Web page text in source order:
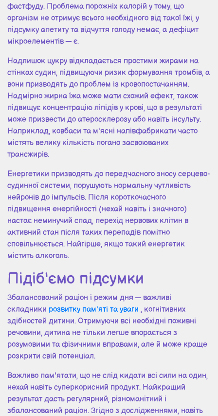
фастфуду. Проблема порожніх калорій у тому, що
організм не отримує всього необхідного від такої їжі, у
підсумку апетиту та відчуття голоду немає, а дефіцит
мікроелементів — є.
Надлишок цукру відкладається простими жирами на
стінках судин, підвищуючи ризик формування тромбів, а
вони призводять до проблем із кровопостачанням.
Надмірно жирна їжа може мати схожий ефект, також
підвищує концентрацію ліпідів у крові, що в результаті
може призвести до атеросклерозу або навіть інсульту.
Наприклад, ковбаси та м'ясні напівфабрикати часто
містять велику кількість погано засвоюваних
трансжирів.
Енергетики призводять до передчасного зносу серцево-
судинної системи, порушують нормальну чутливість
нейронів до імпульсів. Після короткочасного
підвищення енергійності (нехай навіть і значного)
настає неминучий спад, перехід нервових клітин в
активний стан після таких перепадів помітно
сповільнюється. Найгірше, якщо такий енергетик
містить алкоголь.
Підіб'ємо підсумки
Збалансований раціон і режим дня — важливі
складники розвитку пам'яті та уваги , когнітивних
здібностей дитини. Отримуючи всі необхідні поживні
речовини, дитина не тільки легше впорається з
розумовими та фізичними вправами, але й може краще
розкрити свій потенціал.
Важливо пам'ятати, що не слід кидати всі сили на один,
нехай навіть суперкорисний продукт. Найкращий
результат дасть регулярний, різноманітний і
збалансований раціон. Згідно з дослідженнями, навіть